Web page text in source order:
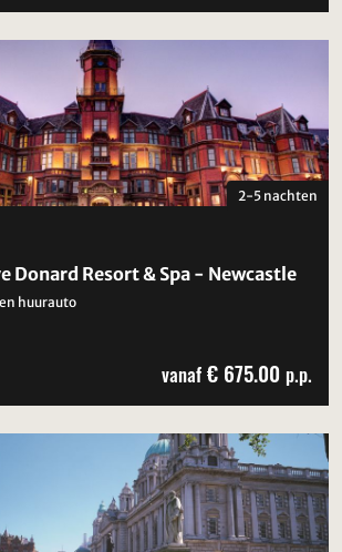
Donard Resort & Spa - Newcastle
huurauto
2-5 nachten
vanaf € 675.00 p.p.